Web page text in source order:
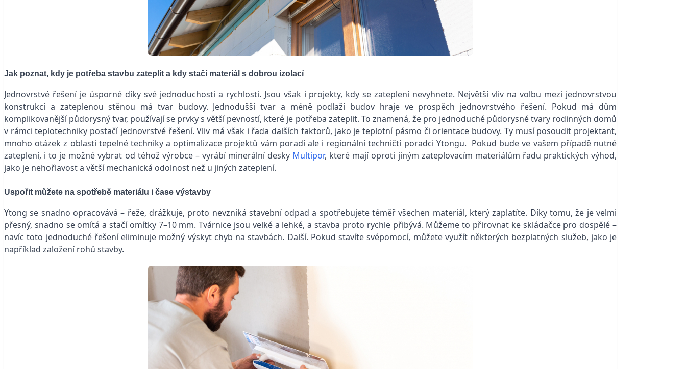
Jak poznat, kdy je potřeba stavbu zateplit a kdy stačí materiál s dobrou izolací
Jednovrstvé řešení je úsporné díky své jednoduchosti a rychlosti. Jsou však i projekty, kdy se zateplení nevyhnete. Největší vliv na volbu mezi jednovrstvou
konstrukcí a zateplenou stěnou má tvar budovy. Jednodušší tvar a méně podlaží budov hraje ve prospěch jednovrstvého řešení. Pokud má dům
komplikovanější půdorysný tvar, používají se prvky s větší pevností, které je potřeba zateplit. To znamená, že pro jednoduché půdorysné tvary rodinných domů
v rámci teplotechniky postačí jednovrstvé řešení. Vliv má však i řada dalších faktorů, jako je teplotní pásmo či orientace budovy. Ty musí posoudit projektant,
mnoho otázek z oblasti tepelné techniky a optimalizace projektů vám poradí ale i regionální techničtí poradci Ytongu. Pokud bude ve vašem případě nutné
zateplení, i to je možné vybrat od téhož výrobce – vyrábí minerální desky Multipor, které mají oproti jiným zateplovacím materiálům řadu praktických výhod,
jako je nehořlavost a větší mechanická odolnost než u jiných zateplení.
Uspořit můžete na spotřebě materiálu i čase výstavby
Ytong se snadno opracovává – řeže, drážkuje, proto nevzniká stavební odpad a spotřebujete téměř všechen materiál, který zaplatíte. Díky tomu, že je velmi
přesný, snadno se omítá a stačí omítky 7–10 mm. Tvárnice jsou velké a lehké, a stavba proto rychle přibývá. Můžeme to přirovnat ke skládačce pro dospělé –
navíc toto jednoduché řešení eliminuje možný výskyt chyb na stavbách. Další. Pokud stavíte svépomocí, můžete využít některých bezplatných služeb, jako je
například založení rohů stavby.